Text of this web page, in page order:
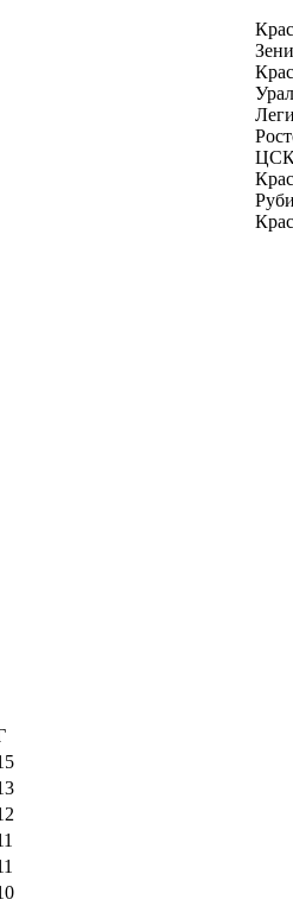
Урал